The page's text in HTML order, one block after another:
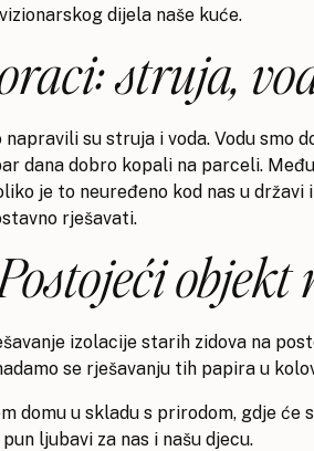
dijela naše kuće.
struja,
su struja i voda. Vodu smo
dana dobro kopali na parceli.
je to neuređeno kod nas u
rješavati.
izolacije starih zidova na
se rješavanju tih papira u
domu u skladu s prirodom, gdje
ljubavi za nas i našu djecu.